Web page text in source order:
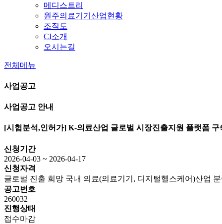
메디스트리
원주의료기기산업현황
조직도
CI소개
오시는길
전체메뉴
사업공고
사업공고 안내
[시험분석,인허가] K-의료산업 글로벌 시장진출지원 플랫폼
신청기간
2026-04-03 ~ 2026-04-17
신청자격
글로벌 진출 희망 국내 의료(의료기기, 디지털헬스케어)산업
공고번호
260032
진행상태
접수마감